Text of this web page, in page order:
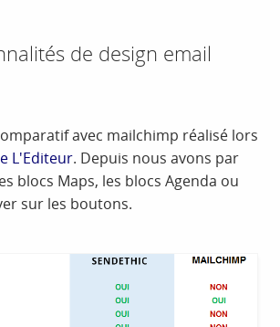
de design email
avec mailchimp réalisé lors
L'Editeur. Depuis nous avons par
blocs Maps, les blocs Agenda ou
sur les boutons.